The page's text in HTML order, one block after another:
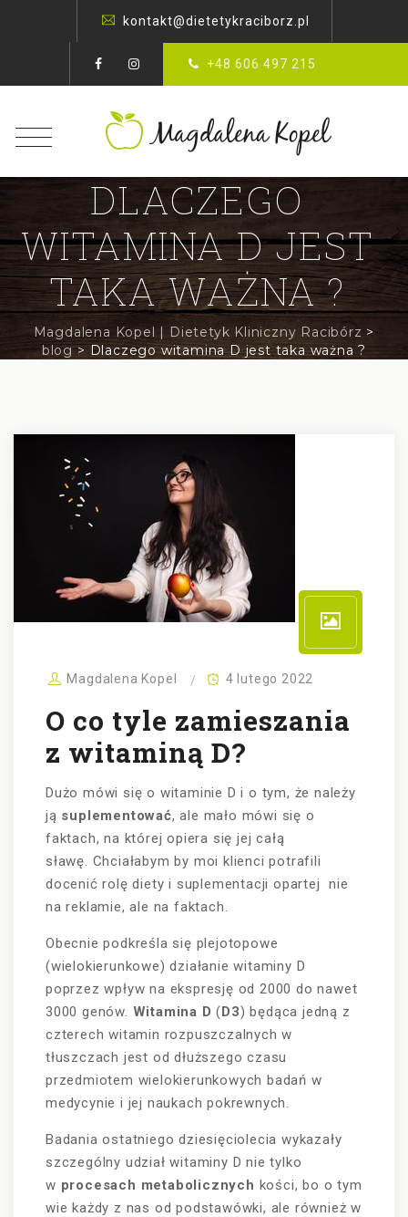
kontakt@dietetykraciborz.pl
+48 606 497 215
DLACZEGO
WITAMINA D JEST
TAKA WAŻNA ?
Magdalena Kopel | Dietetyk Kliniczny Racibórz >
blog> Dlaczego witamina D jest taka ważna ?
Magdalena Kopel 4 lutego 2022
O co tyle zamieszania
z witaminą D?
Dużo mówi się o witaminie D i o tym, że należy
ją suplementować, ale mało mówi się o
faktach, na której opiera się jej całą
sławę. Chciałabym by moi klienci potrafili
docenić rolę diety i suplementacji opartej
nie
na reklamie, ale na faktach.
Obecnie podkreśla się plejotopowe
(wielokierunkowe) działanie witaminy D
poprzez wpływ na ekspresję od 2000 do nawet
3000 genów. Witamina D (D3) będąca jedną z
czterech witamin rozpuszczalnych w
tłuszczach jest od dłuższego czasu
przedmiotem wielokierunkowych badań w
medycynie i jej naukach pokrewnych.
Badania ostatniego dziesięciolecia wykazały
szczególny udział witaminy D nie tylko
w procesach metabolicznych kości, bo o tym
wie każdy z nas od podstawówki, ale również w